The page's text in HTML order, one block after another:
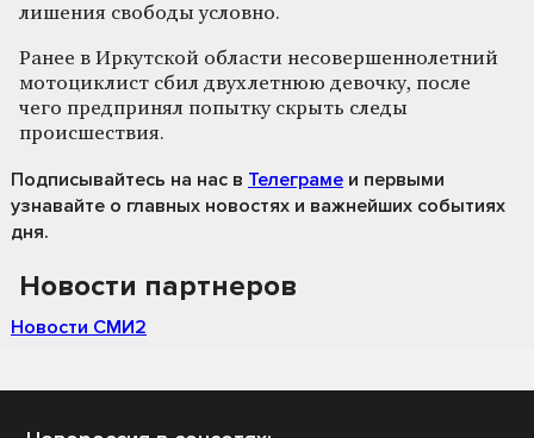
лишения свободы условно.
Ранее в Иркутской области несовершеннолетний
мотоциклист сбил двухлетнюю девочку, после
чего предпринял попытку скрыть следы
происшествия.
Подписывайтесь на нас в Телеграме и первыми
узнавайте о главных новостях и важнейших событиях
дня.
Новости партнеров
Новости СМИ2